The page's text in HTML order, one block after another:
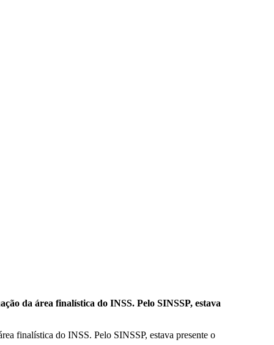
da área finalística do INSS. Pelo SINSSP, estava
finalística do INSS. Pelo SINSSP, estava presente o